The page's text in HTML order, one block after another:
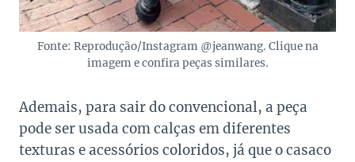
Fonte: Reprodução/Instagram @jeanwang. Clique na
imagem e confira peças similares.
Ademais, para sair do convencional, a peça
pode ser usada com calças em diferentes
texturas e acessórios coloridos, já que o casaco